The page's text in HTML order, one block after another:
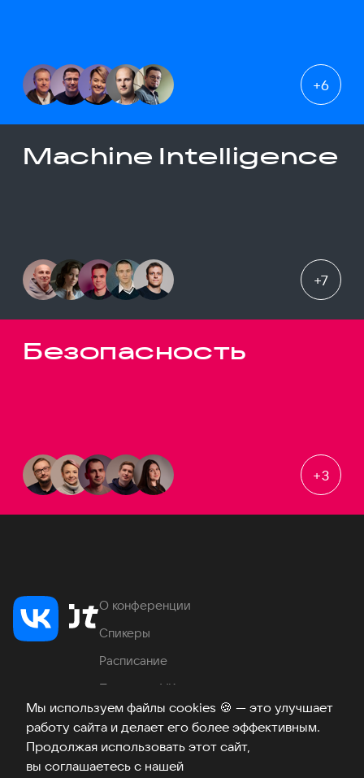
Мы используем файлы cookies 🍪 — это улучшает
работу сайта и делает его более эффективным.
Продолжая использовать этот сайт,
вы соглашаетесь с нашей
+6
Machine Intelligence
+7
Безопасность
+3
О конференции
Спикеры
Расписание
Продукты VK
Место проведения
Часто задаваемые вопросы